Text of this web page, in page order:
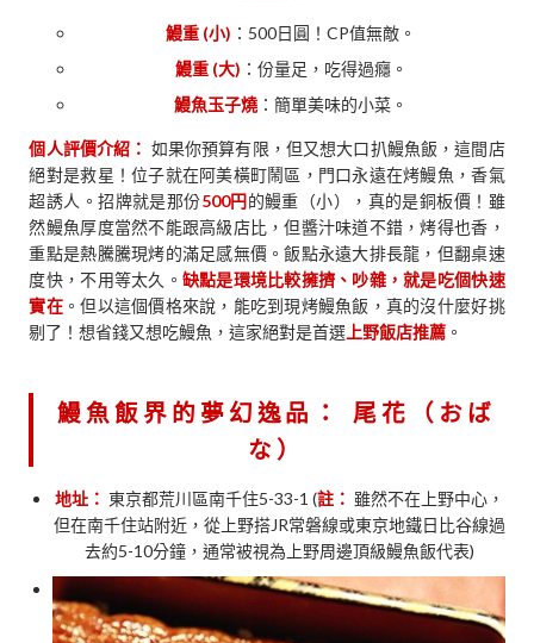
鰻重 (小) ：500日圓！CP值無敵。
鰻重 (大) ：份量足，吃得過癮。
鰻魚玉子燒 ：簡單美味的小菜。
個人評價介紹： 如果你預算有限，但又想大口扒鰻魚飯，這間店
絕對是救星！位子就在阿美橫町鬧區，門口永遠在烤鰻魚，香氣
超誘人。招牌就是那份500円的鰻重（小），真的是銅板價！雖
然鰻魚厚度當然不能跟高級店比，但醬汁味道不錯，烤得也香，
重點是熱騰騰現烤的滿足感無價。飯點永遠大排長龍，但翻桌速
度快，不用等太久。 缺點是環境比較擁擠、吵雜，就是吃個快速
實在 。但以這個價格來說，能吃到現烤鰻魚飯，真的沒什麼好挑
剔了！想省錢又想吃鰻魚，這家絕對是首選 上野飯店推薦 。
鰻魚飯界的夢幻逸品：尾花（おば
な）
地址： 東京都荒川區南千住5-33-1 (註： 雖然不在上野中心，
但在南千住站附近，從上野搭JR常磐線或東京地鐵日比谷線過
去約5-10分鐘，通常被視為上野周邊頂級鰻魚飯代表)